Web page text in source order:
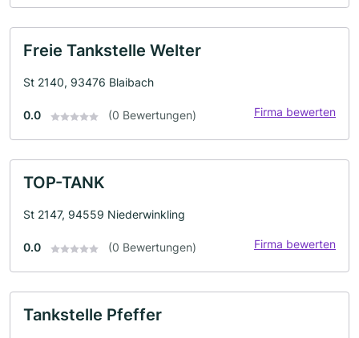
Freie Tankstelle Welter
St 2140, 93476 Blaibach
0.0 (0 Bewertungen) Firma bewerten
TOP-TANK
St 2147, 94559 Niederwinkling
0.0 (0 Bewertungen) Firma bewerten
Tankstelle Pfeffer